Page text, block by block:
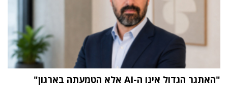
"האתגר הגדול אינו ה-AI אלא הטמעתה בארגון"